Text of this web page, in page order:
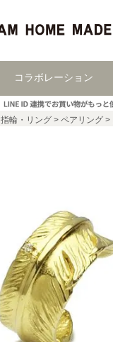
コラボレーション
指輪・リング ペアリング